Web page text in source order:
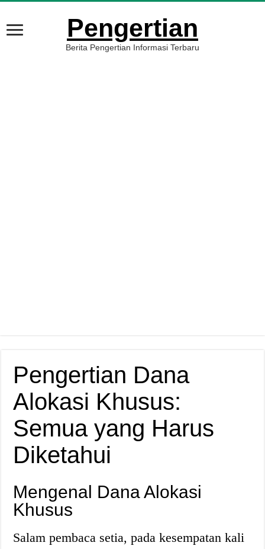
Pengertian
Berita Pengertian Informasi Terbaru
Pengertian Dana
Alokasi Khusus:
Semua yang Harus
Diketahui
Mengenal Dana Alokasi
Khusus
Salam pembaca setia, pada kesempatan kali